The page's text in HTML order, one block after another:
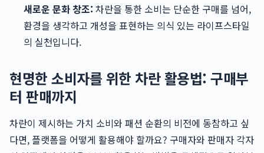
새로운 문화 창조: 차란을 통한 소비는 단순한 구매를 넘어,
환경을 생각하고 개성을 표현하는 의식 있는 라이프스타일
의 실천입니다.
현명한 소비자를 위한 차란 활용법: 구매부
터 판매까지
차란이 제시하는 가치 소비와 패션 순환의 비전에 동참하고 싶
다면, 플랫폼을 어떻게 활용해야 할까요? 구매자와 판매자 각자